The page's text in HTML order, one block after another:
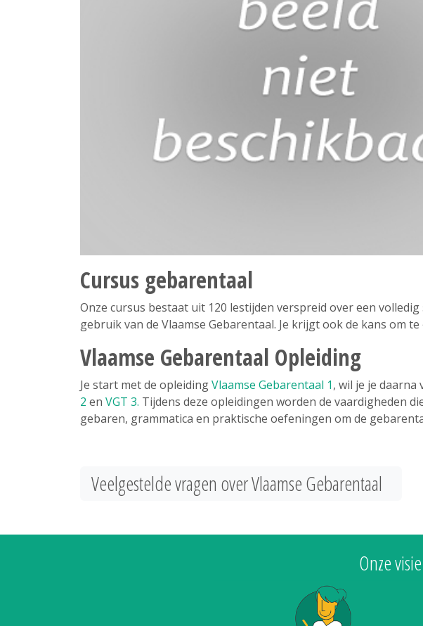
Cursus gebarentaal
Onze cursus bestaat uit 120 lestijden verspreid over een
gebruik van de Vlaamse Gebarentaal. Je krijgt ook de kans om
Vlaamse Gebarentaal Opleiding
Je start met de opleidingVlaamse Gebarentaal 1, wil je je
2 en VGT 3. Tijdens deze opleidingen worden de vaardigheden
gebaren, grammatica en praktische oefeningen om de
Veelgestelde vragen over Vlaamse Gebarentaal
Onze